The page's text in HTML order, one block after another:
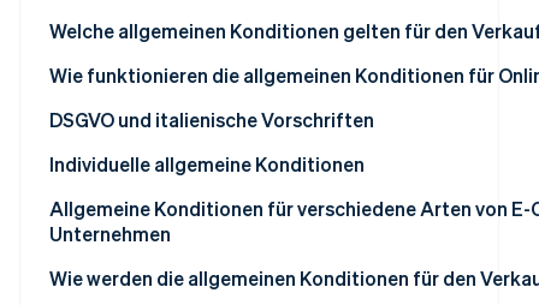
Stripe-Sessions 2026
Erfahren Sie, wie Stripe Lösungen für die
Jetzt ansehen
Welche allgemeinen Konditionen gelten für den
Wie funktionieren die allgemeinen Konditionen für
Sind die Konditionen verpflichtend?
DSGVO und italienische Vorschriften
Individuelle allgemeine Konditionen
Unfaire Konditionen
Allgemeine Konditionen für verschiedene Arten von E-
Unternehmen
B2C E-Commerce
Wie werden die allgemeinen Konditionen für den